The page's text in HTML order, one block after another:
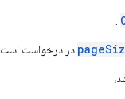
در درخواست است.